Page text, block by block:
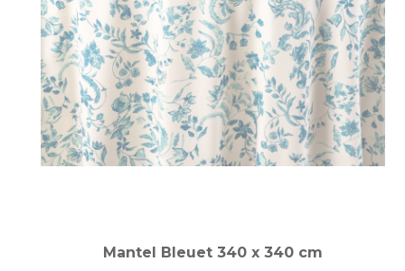
Mantel Bleuet 340 x 340 cm